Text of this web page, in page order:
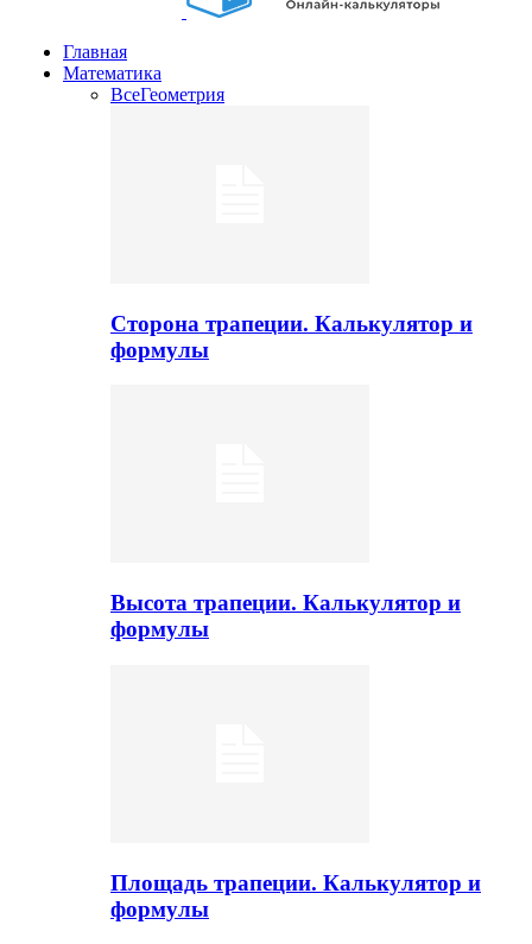
Главная
Математика
ВсеГеометрия
Сторона трапеции. Калькулятор и
формулы
Высота трапеции. Калькулятор и
формулы
Площадь трапеции. Калькулятор и
формулы